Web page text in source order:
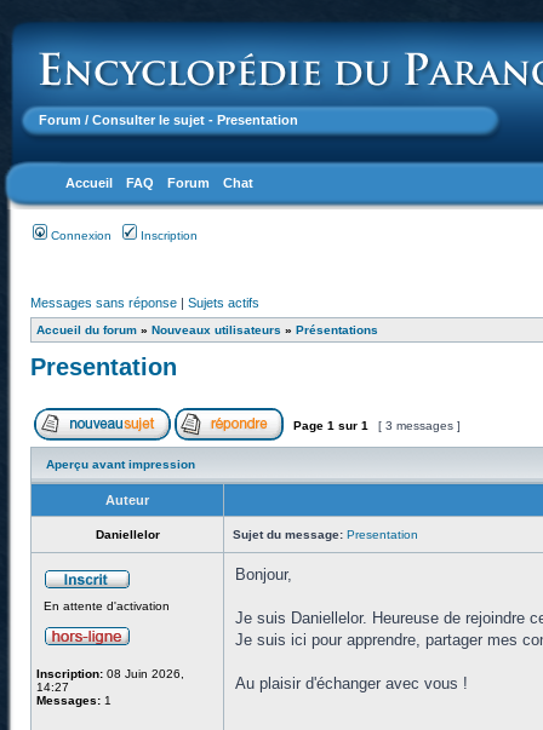
Forum / Consulter le sujet - Presentation
Accueil FAQ Forum Chat
Connexion Inscription
Messages sans réponse | Sujets actifs
Accueil du forum » Nouveaux utilisateurs » Présentations
Presentation
Page 1 sur 1 [ 3 messages ]
Aperçu avant impression
Auteur
Daniellelor Sujet du message: Presentation
En attente d'activation
Inscription: 08 Juin 2026,
14:27
Messages: 1
Bonjour,
Je suis Daniellelor. Heureuse de rejoindre
Je suis ici pour apprendre, partager mes
Au plaisir d'échanger avec vous !